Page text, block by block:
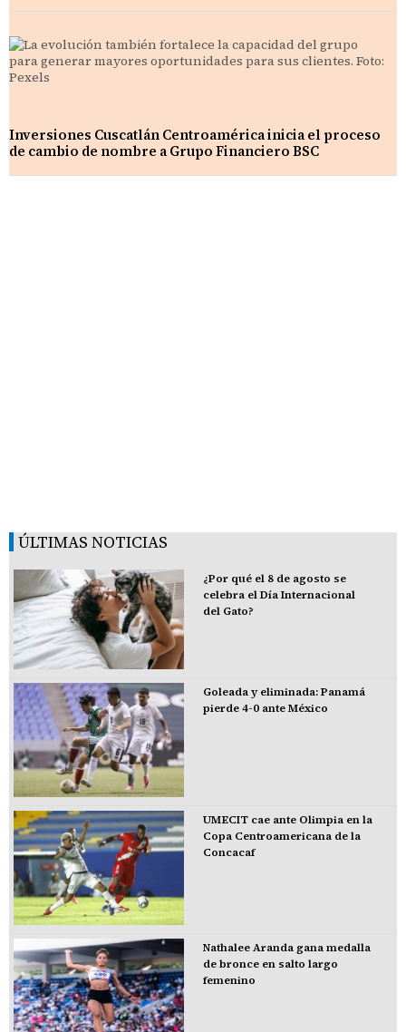
Inversiones Cuscatlán Centroamérica inicia el proceso
de cambio de nombre a Grupo Financiero BSC
ÚLTIMAS NOTICIAS
¿Por qué el 8 de agosto se
celebra el Día Internacional
del Gato?
Goleada y eliminada: Panamá
pierde 4-0 ante México
UMECIT cae ante Olimpia en la
Copa Centroamericana de la
Concacaf
Nathalee Aranda gana medalla
de bronce en salto largo
femenino